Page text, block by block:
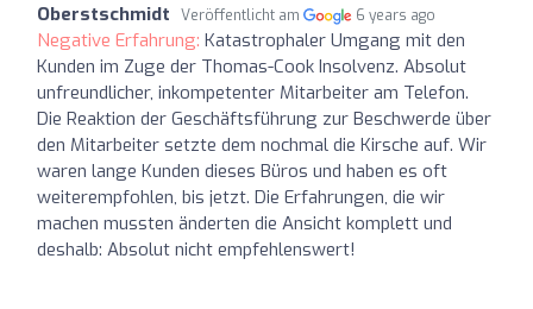
Oberstschmidt Veröffentlicht am 6 years ago
Negative Erfahrung: Katastrophaler Umgang mit den
Kunden im Zuge der Thomas-Cook Insolvenz. Absolut
unfreundlicher, inkompetenter Mitarbeiter am Telefon.
Die Reaktion der Geschäftsführung zur Beschwerde über
den Mitarbeiter setzte dem nochmal die Kirsche auf. Wir
waren lange Kunden dieses Büros und haben es oft
weiterempfohlen, bis jetzt. Die Erfahrungen, die wir
machen mussten änderten die Ansicht komplett und
deshalb: Absolut nicht empfehlenswert!